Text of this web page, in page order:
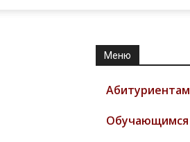
Меню
Абитуриентам
Обучающимся